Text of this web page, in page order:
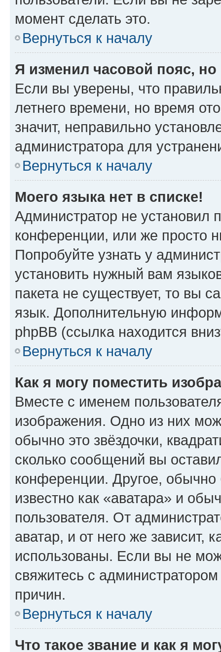
момент сделать это.
Вернуться к началу
Я изменил часовой пояс,
Если вы уверены, что
летнего времени, но время
значит, неправильно
администратора для
Вернуться к началу
Моего языка нет в списке!
Администратор не установил
конференции, или же просто
Попробуйте узнать у
установить нужный вам
пакета не существует, то вы
язык. Дополнительную
phpBB (ссылка находится
Вернуться к началу
Как я могу поместить
Вместе с именем
изображения. Одно из них
обычно это звёздочки,
сколько сообщений вы
конференции. Другое,
известно как «аватара» и
пользователя. От
аватар, и от него же зависит,
использованы. Если вы не
свяжитесь с
причин.
Вернуться к началу
Что такое звание и как я